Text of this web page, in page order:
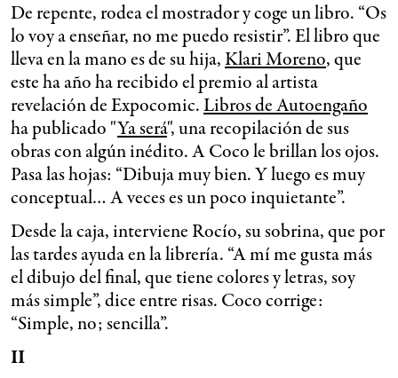
De repente, rodea el mostrador y coge un libro. “Os
lo voy a enseñar, no me puedo resistir”. El libro que
lleva en la mano es de su hija,Klari Moreno, que
este ha año ha recibido el premio al artista
revelación de Expocomic.Libros de Autoengaño
ha publicado "Ya será", una recopilación de sus
obras con algún inédito. A Coco le brillan los ojos.
Pasa las hojas: “Dibuja muy bien. Y luego es muy
conceptual… A veces es un poco inquietante”.
Desde la caja, interviene Rocío, su sobrina, que por
las tardes ayuda en la librería. “A mí me gusta más
el dibujo del final, que tiene colores y letras, soy
más simple”, dice entre risas. Coco corrige:
“Simple, no; sencilla”.
II